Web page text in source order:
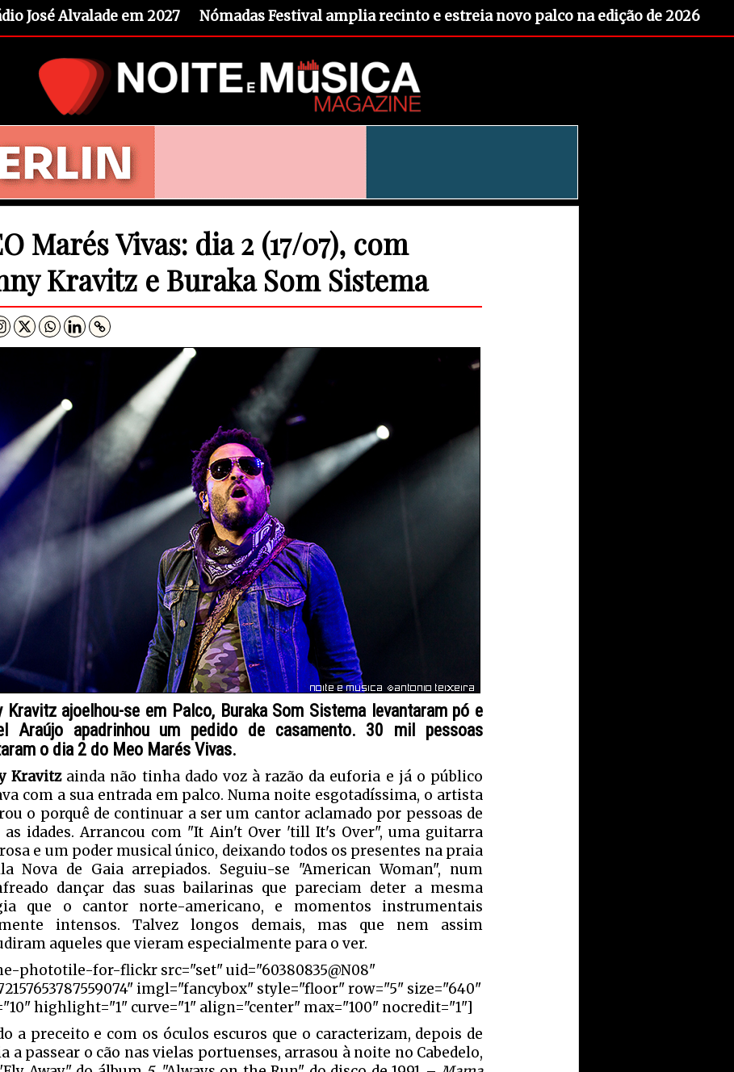
José Alvalade em 2027 Nómadas Festival amplia recinto e estreia novo palco na edição de 2026
Marés Vivas: dia 2 (17/07), com
Kravitz e Buraka Som Sistema
Kravitz ajoelhou-se em Palco, Buraka Som Sistema levantaram pó e
Araújo apadrinhou um pedido de casamento. 30 mil pessoas
o dia 2 do Meo Marés Vivas.
Kravitzainda não tinha dado voz à razão da euforia e já o público
com a sua entrada em palco. Numa noite esgotadíssima, o artista
o porquê de continuar a ser um cantor aclamado por pessoas de
as idades. Arrancou com "It Ain't Over 'till It's Over", uma guitarra
e um poder musical único, deixando todos os presentes na praia
Nova de Gaia arrepiados. Seguiu-se "American Woman", num
dançar das suas bailarinas que pareciam deter a mesma
que o cantor norte-americano, e momentos instrumentais
intensos. Talvez longos demais, mas que nem assim
aqueles que vieram especialmente para o ver.
phototile-for-flickr src="set" uid="60380835@N08"
imgl="fancybox" style="floor" row="5" size="640"
highlight="1" curve="1" align="center" max="100" nocredit="1"]
a preceito e com os óculos escuros que o caracterizam, depois de
a passear o cão nas vielas portuenses, arrasou à noite no Cabedelo,